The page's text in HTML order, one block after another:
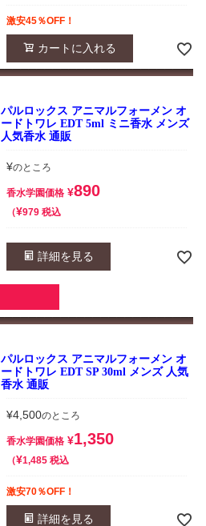
激安45％OFF！
カートに入れる
パルロックス アニマルフォーメン オ
ードトワレ EDT 5ml ミニ香水 メンズ
人気香水 通販
¥のところ
香水学園価格 ¥890
¥979 税込
詳細を見る
パルロックス アニマルフォーメン オ
ードトワレ EDT SP 30ml メンズ 人気
香水 通販
¥4,500のところ
香水学園価格 ¥1,350
¥1,485 税込
激安70％OFF！
詳細を見る